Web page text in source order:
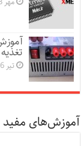
تیر 16, 1393
آموزش‌های